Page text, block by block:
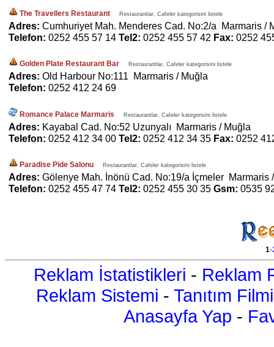
The Travellers Restaurant Restaurantlar, Cafeler kategorisini listele
Adres: Cumhuriyet Mah. Menderes Cad. No:2/a Marmaris /
Telefon: 0252 455 57 14 Tel2: 0252 455 57 42 Fax: 0252
Golden Plate Restaurant Bar Restaurantlar, Cafeler kategorisini listele
Adres: Old Harbour No:111 Marmaris / Muğla
Telefon: 0252 412 24 69
Romance Palace Marmaris Restaurantlar, Cafeler kategorisini listele
Adres: Kayabal Cad. No:52 Uzunyalı Marmaris / Muğla
Telefon: 0252 412 34 00 Tel2: 0252 412 34 35 Fax: 0252
Paradise Pide Salonu Restaurantlar, Cafeler kategorisini listele
Adres: Gölenye Mah. İnönü Cad. No:19/a İçmeler Marmaris
Telefon: 0252 455 47 74 Tel2: 0252 455 30 35 Gsm: 0535
1-
Reklam İstatistikleri - Reklam
Reklam Sistemi - Tanıtım Filmi
Anasayfa Yap -